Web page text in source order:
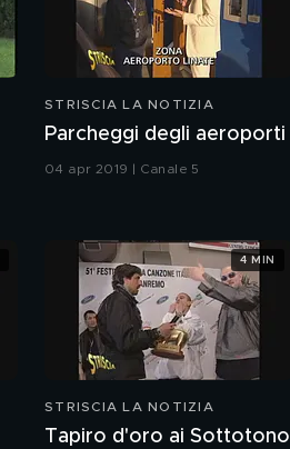
STRISCIA LA NOTIZIA
Parcheggi degli aeroporti
04 apr 2019 | Canale 5
STRISCIA LA NOTIZIA
Tapiro d'oro ai Sottotono
4 MIN